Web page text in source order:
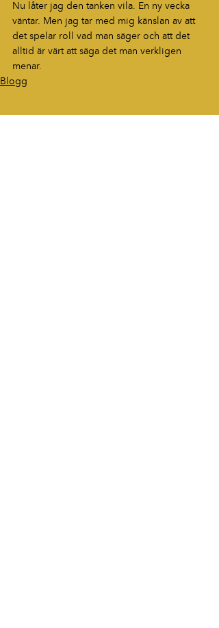
Nu låter jag den tanken vila. En ny vecka
väntar. Men jag tar med mig känslan av att
det spelar roll vad man säger och att det
alltid är värt att säga det man verkligen
menar.
Blogg